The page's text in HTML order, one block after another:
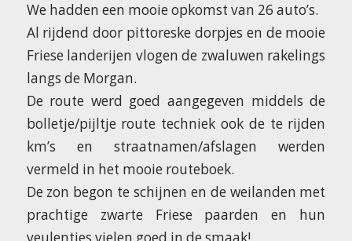
We hadden een mooie opkomst van 26 auto’s.
Al rijdend door pittoreske dorpjes en de mooie
Friese landerijen vlogen de zwaluwen rakelings
langs de Morgan.
De route werd goed aangegeven middels de
bolletje/pijltje route techniek ook de te rijden
km’s en straatnamen/afslagen werden
vermeld in het mooie routeboek.
De zon begon te schijnen en de weilanden met
prachtige zwarte Friese paarden en hun